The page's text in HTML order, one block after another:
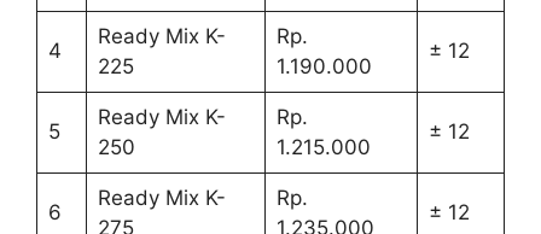
4
Ready Mix K-
225
Rp.
1.190.000
± 12
5
Ready Mix K-
250
Rp.
1.215.000
± 12
6
Ready Mix K-
275
Rp.
1.235.000
± 12